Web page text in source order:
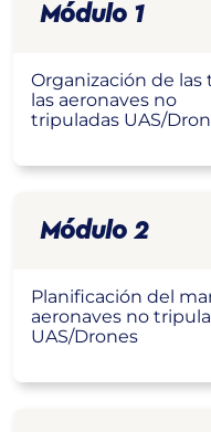
Módulo 1
Organización de
las aeronaves no
tripuladas UAS/
Módulo 2
Planificación del
aeronaves no
UAS/Drones